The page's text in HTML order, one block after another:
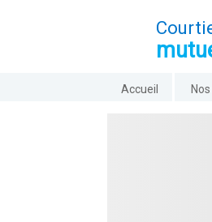
Accueil